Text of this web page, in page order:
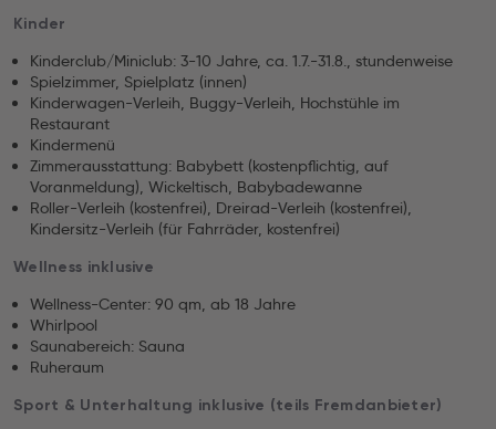
Kinder
Kinderclub/Miniclub: 3-10 Jahre, ca. 1.7.-31.8., stundenweise
Spielzimmer, Spielplatz (innen)
Kinderwagen-Verleih, Buggy-Verleih, Hochstühle im
Restaurant
Kindermenü
Zimmerausstattung: Babybett (kostenpflichtig, auf
Voranmeldung), Wickeltisch, Babybadewanne
Roller-Verleih (kostenfrei), Dreirad-Verleih (kostenfrei),
Kindersitz-Verleih (für Fahrräder, kostenfrei)
Wellness inklusive
Wellness-Center: 90 qm, ab 18 Jahre
Whirlpool
Saunabereich: Sauna
Ruheraum
Sport & Unterhaltung inklusive (teils Fremdanbieter)